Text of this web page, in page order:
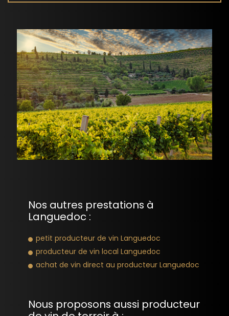
Nos autres prestations à
Languedoc :
petit producteur de vin Languedoc
producteur de vin local Languedoc
achat de vin direct au producteur Languedoc
Nous proposons aussi producteur